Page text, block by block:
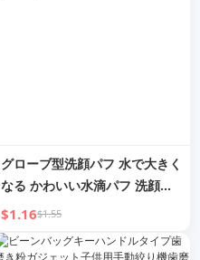
グローブ型洗顔パフ 水で大きく
なる かわいい水滴パフ 洗顔メ
イク落としクリーニングパフ
$1.16$1.55